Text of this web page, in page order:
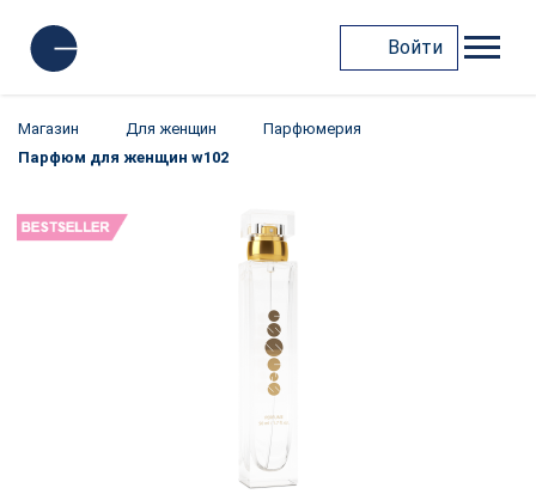
Войти
Магазин Для женщин
Парфюмерия
Парфюм для женщин w102